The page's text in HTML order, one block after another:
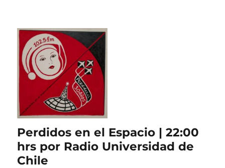
Perdidos en el Espacio | 22:00
hrs por Radio Universidad de
Chile